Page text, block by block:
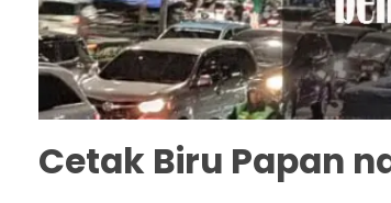
Cetak Biru Papan